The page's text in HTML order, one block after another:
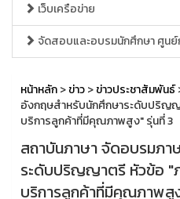
เว็บเครือข่าย
จัดสอบและอบรมนักศึกษา ศูนย์
หน้าหลัก>ข่าว>ข่าวประชาสัมพันธ์
อังกฤษสำหรับนักศึกษาระดับปริญ
บริการลูกค้าที่มีคุณภาพสูง" รุ่นที่ 3
สถาบันภาษา จัดอบรมภ
ระดับปริญญาตรี หัวข้อ "
บริการลูกค้าที่มีคุณภาพสู